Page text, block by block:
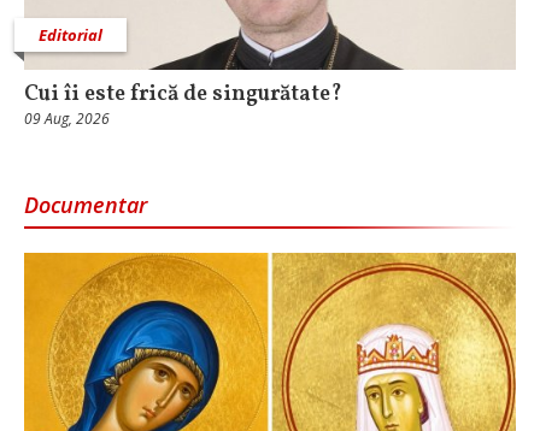
Editorial
Cui îi este frică de singurătate?
09 Aug, 2026
Documentar